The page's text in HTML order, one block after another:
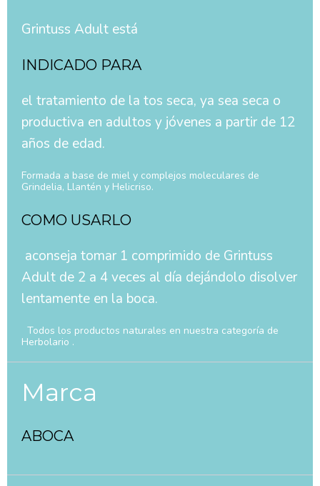
Grintuss Adult está
INDICADO PARA
el tratamiento de la tos seca, ya sea seca o
productiva en adultos y jóvenes a partir de 12
años de edad.
Formada a base de miel y complejos moleculares de
Grindelia, Llantén y Helicriso.
COMO USARLO
aconseja tomar 1 comprimido de Grintuss
Adult de 2 a 4 veces al día dejándolo disolver
lentamente en la boca.
Todos los productos naturales en nuestra categoría de
Herbolario .
Marca
ABOCA